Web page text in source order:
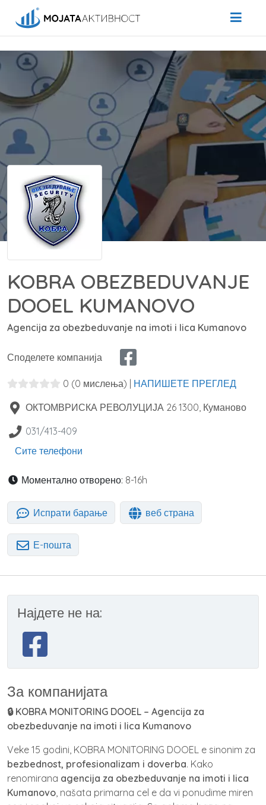
KOBRA OBEZBEDUVANJE
DOOEL KUMANOVO
Agencija za obezbeduvanje na imoti i lica Kumanovo
Споделете компанија
0 (0 мислења) | НАПИШЕТЕ ПРЕГЛЕД
ОКТОМВРИСКА РЕВОЛУЦИЈА 26 1300 Куманово
031/413-409
Сите телефони
Моментално отворено: 8-16h
Испрати барање веб страна
Е-пошта
Најдете не на:
За компанијата
🔒 KOBRA MONITORING DOOEL – Agencija za
obezbeduvanje na imoti i lica Kumanovo
Veke 15 godini, KOBRA MONITORING DOOEL e sinonim za
bezbednost, profesionalizam i doverba. Kako
renomirana agencija za obezbeduvanje na imoti i lica
Kumanovo , našata primarna cel e da vi ponudime miren